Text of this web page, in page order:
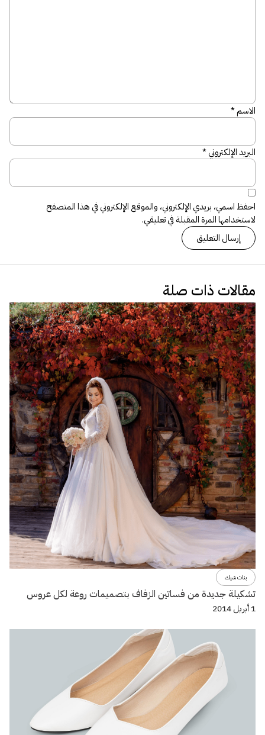
الاسم*
البريد الإلكتروني*
احفظ اسمي، بريدي الإلكتروني، والموقع الإلكتروني في هذا المتصفح
لاستخدامها المرة المقبلة في تعليقي.
مقالات ذات صلة
بنات شيك
تشكيلة جديدة من فساتين الزفاف بتصميمات روعة لكل عروس
1 أبريل 2014